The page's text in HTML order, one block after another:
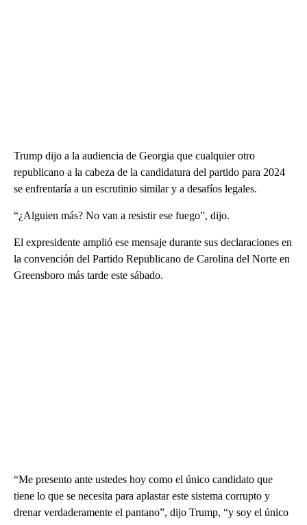
Trump dijo a la audiencia de Georgia que cualquier otro
republicano a la cabeza de la candidatura del partido para 2024
se enfrentaría a un escrutinio similar y a desafíos legales.
“¿Alguien más? No van a resistir ese fuego”, dijo.
El expresidente amplió ese mensaje durante sus declaraciones en
la convención del Partido Republicano de Carolina del Norte en
Greensboro más tarde este sábado.
“Me presento ante ustedes hoy como el único candidato que
tiene lo que se necesita para aplastar este sistema corrupto y
drenar verdaderamente el pantano”, dijo Trump, “y soy el único